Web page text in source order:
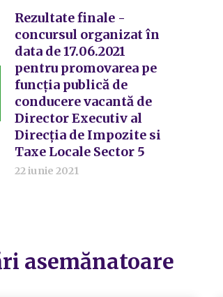
Rezultate finale -
concursul organizat în
data de 17.06.2021
pentru promovarea pe
funcția publică de
conducere vacantă de
Director Executiv al
Direcția de Impozite si
Taxe Locale Sector 5
22 iunie 2021
asemănatoare